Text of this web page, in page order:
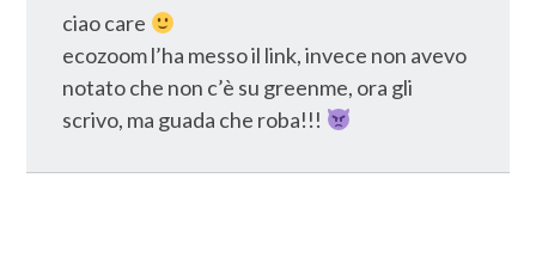
ciao care
ecozoom l’ha messo il link, invece non avevo
notato che non c’è su greenme, ora gli
scrivo, ma guada che roba!!!